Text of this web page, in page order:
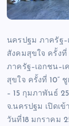
นครปฐม ภาครัฐ–
สังคมสุขใจ ครั้งที่
ภาครัฐ–เอกชน–
สุขใจ ครั้งที่ 10”
– 15 กุมภาพันธ์
จ.นครปฐม เปิดเข้
วันที่18 มกราคม